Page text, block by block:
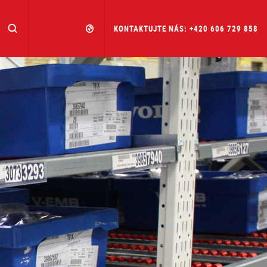
KONTAKTUJTE NÁS: +420 606 729 858